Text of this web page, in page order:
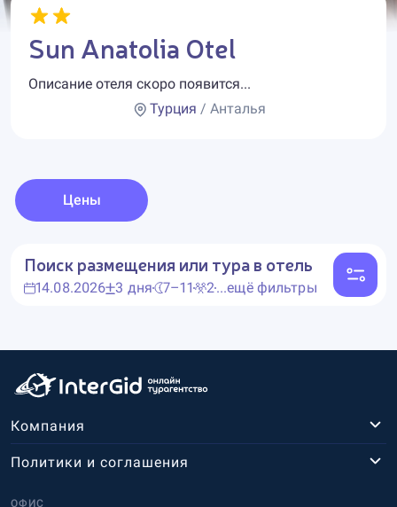
Sun Anatolia Otel
Описание отеля скоро появится...
Турция / Анталья
Цены
Поиск размещения или тура в отель
14.08.2026 3 дня 7–11 2...ещё фильтры
Компания
ОФИС
Политики и соглашения